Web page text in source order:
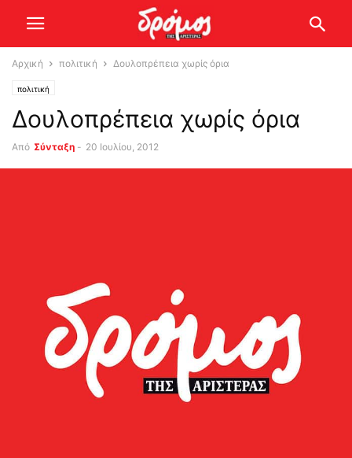
Αρχική πολιτική Δουλοπρέπεια χωρίς όρια
πολιτική
Δουλοπρέπεια χωρίς όρια
Από Σύνταξη - 20 Ιουλίου, 2012